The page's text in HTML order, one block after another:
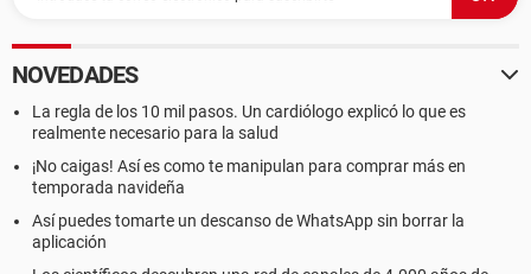
NOVEDADES
La regla de los 10 mil pasos. Un cardiólogo explicó lo que es
realmente necesario para la salud
¡No caigas! Así es como te manipulan para comprar más en
temporada navideña
Así puedes tomarte un descanso de WhatsApp sin borrar la
aplicación